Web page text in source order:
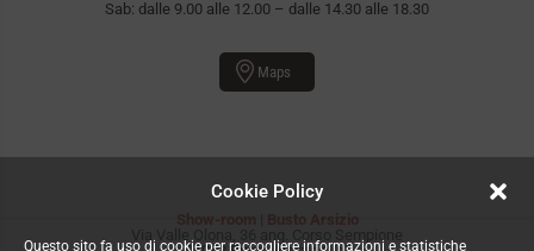
Cookie Policy
Questo sito fa uso di cookie per raccogliere informazioni e statistiche
Sab: dalle 9.00 alle 12.00 – dalle 14.30 alle 18.30
Maps
Via Valle Olona, 36 ang. Corso Sempione